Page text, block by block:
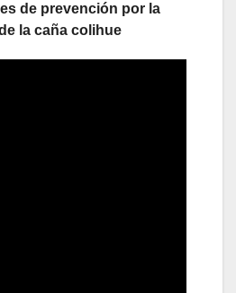
de prevención por la
la caña colihue